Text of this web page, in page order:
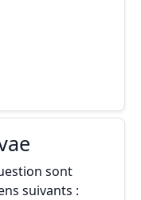
sont
suivants :